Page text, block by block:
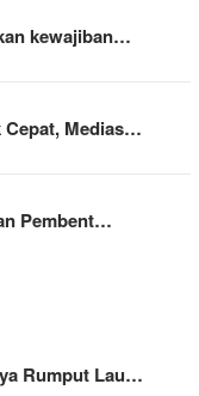
kewajiban…
Cepat, Medias…
Pembent…
Rumput Lau…